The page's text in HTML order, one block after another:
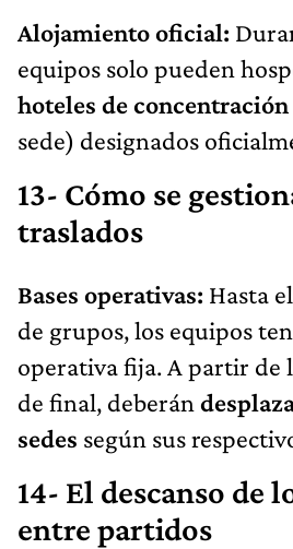
Alojamiento oficial:
equipos solo pueden
hoteles de concentración
sede) designados
13- Cómo se
traslados
Bases operativas: Hasta
de grupos, los equipos
operativa fija. A partir de
de final, deberán
sedes según sus
14- El descanso de
entre partidos